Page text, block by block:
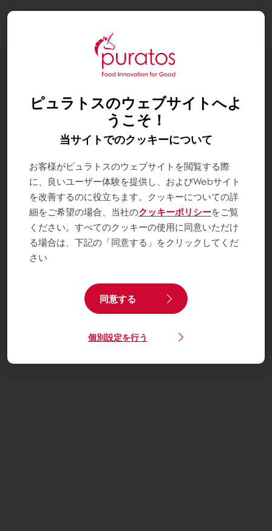
ュ各種）
ピュラトスのウェブサイトへよ
うこそ！
当サイトでのクッキーについて
お客様がピュラトスのウェブサイトを閲覧する際
に、良いユーザー体験を提供し、およびWebサイト
を改善するのに役立ちます。クッキーについての詳
細をご希望の場合、当社のクッキーポリシーをご覧
ください。すべてのクッキーの使用に同意いただけ
る場合は、下記の「同意する」をクリックしてくだ
さい
同意する
個別設定を行う